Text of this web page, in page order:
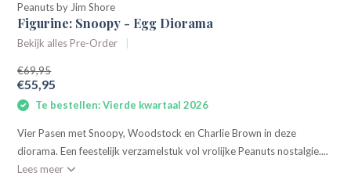
Peanuts by Jim Shore
Figurine: Snoopy - Egg Diorama
Bekijk alles Pre-Order
€69,95
€55,95
Te bestellen: Vierde kwartaal 2026
Vier Pasen met Snoopy, Woodstock en Charlie Brown in deze
diorama. Een feestelijk verzamelstuk vol vrolijke Peanuts nostalgie....
Lees meer